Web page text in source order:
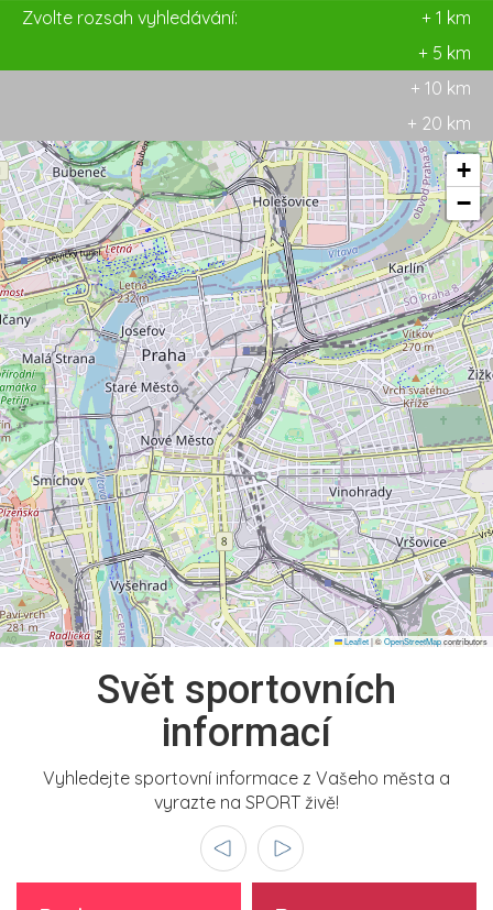
Zvolte rozsah vyhledávání:
+ 1 km
+ 5 km
+ 10 km
+ 20 km
+
−
Leaflet|©OpenStreetMapcontributors
Svět sportovních
informací
Vyhledejte sportovní informace z Vašeho města a
vyrazte na SPORT živě!